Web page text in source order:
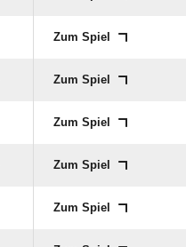
Zum Spiel
Zum Spiel
Zum Spiel
Zum Spiel
Zum Spiel